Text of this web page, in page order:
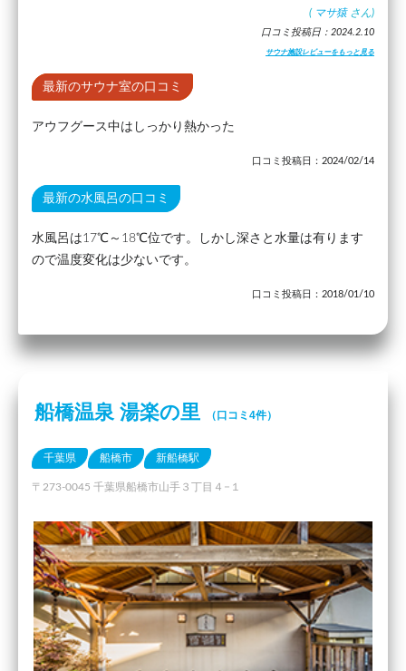
( マサ猿 さん)
口コミ投稿日：2024.2.10
サウナ施設レビューをもっと見る
最新のサウナ室の口コミ
アウフグース中はしっかり熱かった
口コミ投稿日：2024/02/14
最新の水風呂の口コミ
水風呂は17℃～18℃位です。しかし深さと水量は有ります
ので温度変化は少ないです。
口コミ投稿日：2018/01/10
船橋温泉 湯楽の里 （口コミ4件）
千葉県 船橋市 新船橋駅
〒273-0045 千葉県船橋市山手３丁目４−１